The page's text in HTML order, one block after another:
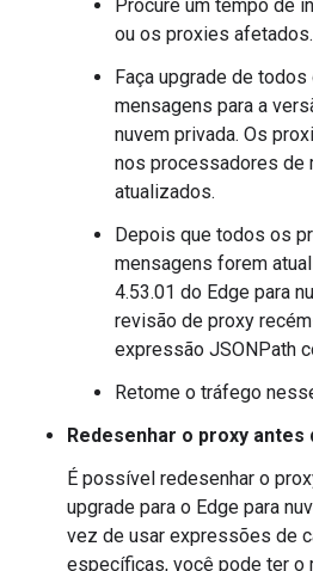
Procure um tempo de
ou os proxies afetados.
Faça upgrade de
mensagens para a
nuvem privada. Os
nos processadores de
atualizados.
Depois que todos os
mensagens forem
4.53.01 do Edge para
revisão de proxy
expressão JSONPath
Retome o tráfego
Redesenhar o proxy antes
É possível redesenhar o
upgrade para o Edge para
vez de usar expressões de
específicas, você pode ter o